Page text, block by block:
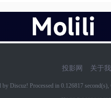
投影网 关于
by Discuz! Processed in 0.126817